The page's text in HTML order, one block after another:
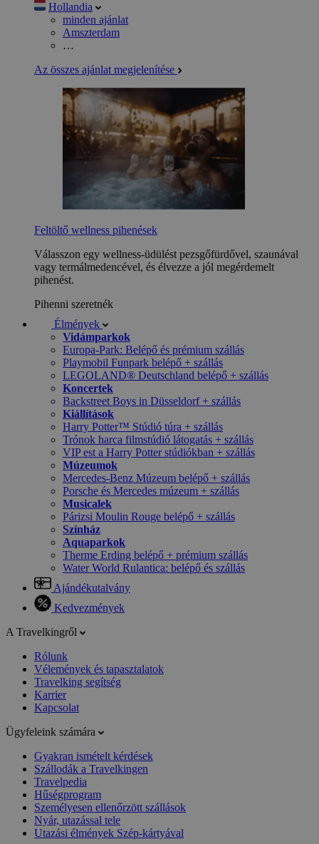
Hollandia
minden ajánlat
Amszterdam
…
Az összes ajánlat megjelenítése
Feltöltő wellness pihenések
Válasszon egy wellness-üdülést pezsgőfürdővel, szaunával
vagy termálmedencével, és élvezze a jól megérdemelt
pihenést.
Pihenni szeretnék
Élmények
Vidámparkok
Europa-Park: Belépő és prémium szállás
Playmobil Funpark belépő + szállás
LEGOLAND® Deutschland belépő + szállás
Koncertek
Backstreet Boys in Düsseldorf + szállás
Kiállítások
Harry Potter™ Stúdió túra + szállás
Trónok harca filmstúdió látogatás + szállás
VIP est a Harry Potter stúdiókban + szállás
Múzeumok
Mercedes-Benz Múzeum belépő + szállás
Porsche és Mercedes múzeum + szállás
Musicalek
Párizsi Moulin Rouge belépő + szállás
Színház
Aquaparkok
Therme Erding belépő + prémium szállás
Water World Rulantica: belépő és szállás
Ajándékutalvány
Kedvezmények
A Travelkingről
Rólunk
Vélemények és tapasztalatok
Travelking segítség
Karrier
Kapcsolat
Ügyfeleink számára
Gyakran ismételt kérdések
Szállodák a Travelkingen
Travelpedia
Hűségprogram
Személyesen ellenőrzött szállások
Nyár, utazással tele
Utazási élmények Szép-kártyával